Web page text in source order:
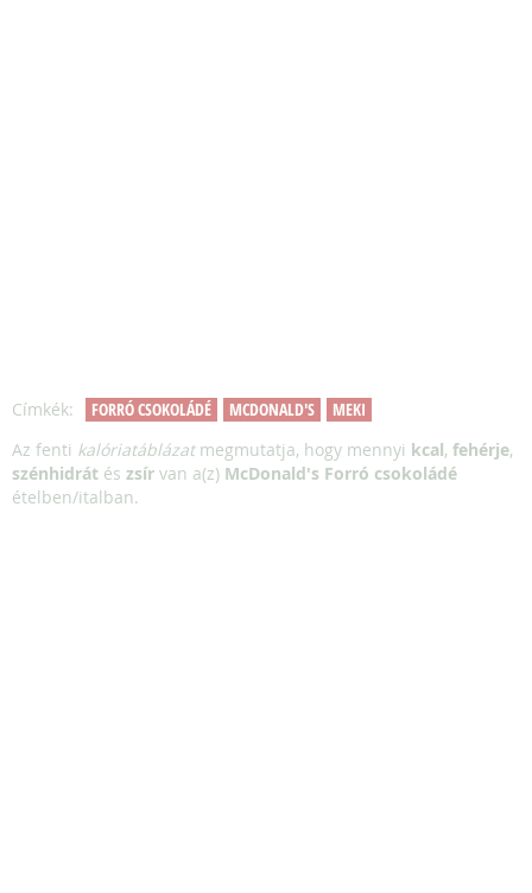
Címkék: FORRÓ CSOKOLÁDÉ MCDONALD'S
MEKI
Az fenti kalóriatáblázatmegmutatja, hogy mennyi kcal, fehérje,
szénhidrát és zsír van a(z) McDonald's Forró csokoládé
ételben/italban.